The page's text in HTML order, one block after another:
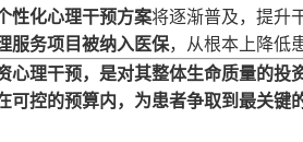
性化心理干预方案将逐渐普及，提升
服务项目被纳入医保，从根本上降低
心理干预，是对其整体生命质量的投
可控的预算内，为患者争取到最关键